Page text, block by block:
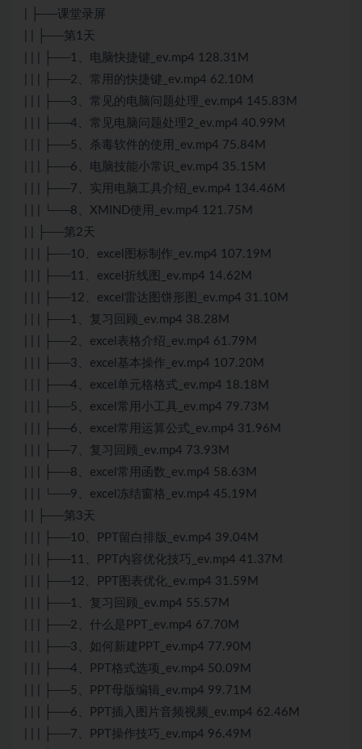
| ├──课堂录屏
| | ├──第1天
| | | ├──1、电脑快捷键_ev.mp4 128.31M
| | | ├──2、常用的快捷键_ev.mp4 62.10M
| | | ├──3、常见的电脑问题处理_ev.mp4 145.83M
| | | ├──4、常见电脑问题处理2_ev.mp4 40.99M
| | | ├──5、杀毒软件的使用_ev.mp4 75.84M
| | | ├──6、电脑技能小常识_ev.mp4 35.15M
| | | ├──7、实用电脑工具介绍_ev.mp4 134.46M
| | | └──8、XMIND使用_ev.mp4 121.75M
| | ├──第2天
| | | ├──10、excel图标制作_ev.mp4 107.19M
| | | ├──11、excel折线图_ev.mp4 14.62M
| | | ├──12、excel雷达图饼形图_ev.mp4 31.10M
| | | ├──1、复习回顾_ev.mp4 38.28M
| | | ├──2、excel表格介绍_ev.mp4 61.79M
| | | ├──3、excel基本操作_ev.mp4 107.20M
| | | ├──4、excel单元格格式_ev.mp4 18.18M
| | | ├──5、excel常用小工具_ev.mp4 79.73M
| | | ├──6、excel常用运算公式_ev.mp4 31.96M
| | | ├──7、复习回顾_ev.mp4 73.93M
| | | ├──8、excel常用函数_ev.mp4 58.63M
| | | └──9、excel冻结窗格_ev.mp4 45.19M
| | ├──第3天
| | | ├──10、PPT留白排版_ev.mp4 39.04M
| | | ├──11、PPT内容优化技巧_ev.mp4 41.37M
| | | ├──12、PPT图表优化_ev.mp4 31.59M
| | | ├──1、复习回顾_ev.mp4 55.57M
| | | ├──2、什么是PPT_ev.mp4 67.70M
| | | ├──3、如何新建PPT_ev.mp4 77.90M
| | | ├──4、PPT格式选项_ev.mp4 50.09M
| | | ├──5、PPT母版编辑_ev.mp4 99.71M
| | | ├──6、PPT插入图片音频视频_ev.mp4 62.46M
| | | ├──7、PPT操作技巧_ev.mp4 96.49M